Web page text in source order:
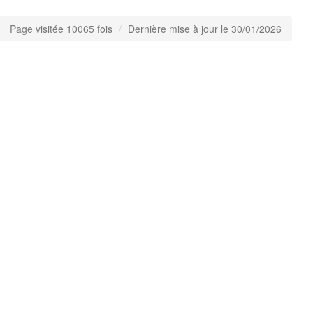
Page visitée 10065 fois Dernière mise à jour le 30/01/2026